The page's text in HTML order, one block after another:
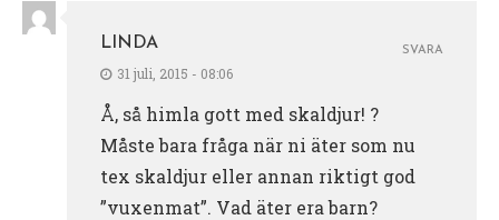
LINDA
31 juli, 2015 - 08:06
Å, så himla gott med skaldjur! ?
Måste bara fråga när ni äter som nu
tex skaldjur eller annan riktigt god
”vuxenmat”. Vad äter era barn?
SVARA